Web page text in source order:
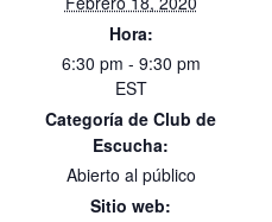
Hora:
6:30 pm - 9:30 pm
EST
Categoría de Club de
Escucha:
Abierto al público
Sitio web: